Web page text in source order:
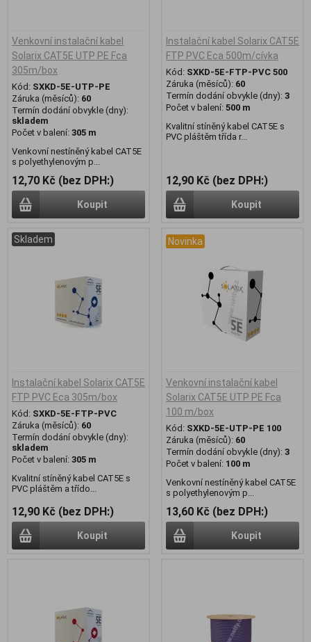
Venkovní instalační kabel
Solarix CAT5E UTP PE Fca
305m/box
Kód: SXKD-5E-UTP-PE
Záruka (měsíců): 60
Termín dodání obvykle (dny):
skladem
Počet v balení: 305 m
Venkovní nestíněný kabel CAT5E
s polyethylenovým p...
12,70 Kč (bez DPH:)
Koupit
Instalační kabel Solarix CAT5E
FTP PVC Eca 500m/cívka
Kód: SXKD-5E-FTP-PVC 500
Záruka (měsíců): 60
Termín dodání obvykle (dny): 3
Počet v balení: 500 m
Kvalitní stíněný kabel CAT5E s
PVC pláštěm třída r...
12,90 Kč (bez DPH:)
Koupit
Skladem
Instalační kabel Solarix CAT5E
FTP PVC Eca 305m/box
Kód: SXKD-5E-FTP-PVC
Záruka (měsíců): 60
Termín dodání obvykle (dny):
skladem
Počet v balení: 305 m
Kvalitní stíněný kabel CAT5E s
PVC pláštěm a třído...
12,90 Kč (bez DPH:)
Koupit
Novinka
Venkovní instalační kabel
Solarix CAT5E UTP PE Fca
100 m/box
Kód: SXKD-5E-UTP-PE 100
Záruka (měsíců): 60
Termín dodání obvykle (dny): 3
Počet v balení: 100 m
Venkovní nestíněný kabel CAT5E
s polyethylenovým p...
13,60 Kč (bez DPH:)
Koupit